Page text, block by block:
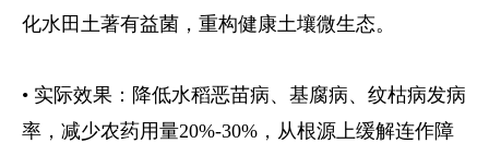
化水田土著有益菌，重构健康土壤微生态。
• 实际效果：降低水稻恶苗病、基腐病、纹枯病发病
率，减少农药用量20%-30%，从根源上缓解连作障